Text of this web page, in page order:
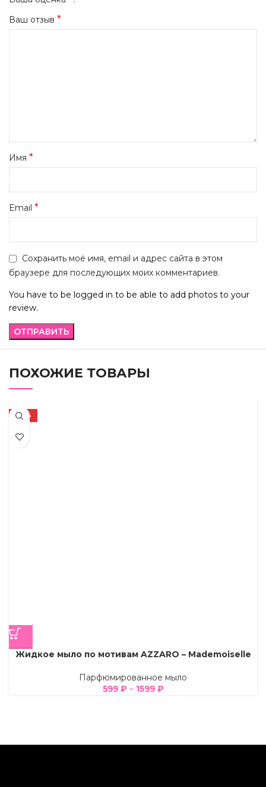
Ваш отзыв *
Имя *
Email *
Сохранить моё имя, email и адрес сайта в этом
браузере для последующих моих комментариев.
You have to be logged in to be able to add photos to your
review.
ПОХОЖИЕ ТОВАРЫ
-67%
Жидкое мыло по мотивам AZZARO – Mademoiselle
Парфюмированное мыло
599 ₽ – 1599 ₽